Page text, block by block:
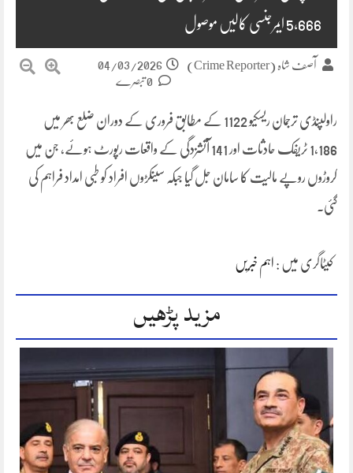
5,666 ایمرجنسی کالیں موصول
آصف شاہ (Crime Reporter)
04/03/2026
راولپنڈی ترجمان ریسکیو 1122 کے مطابق فروری کے دوران ضلع بھر میں
1,186 ٹریفک حادثات اور 141 آتشزدگی کے واقعات رپورٹ ہوئے، جن میں
کروڑوں روپے مالیت کا سامان جل گیا جبکہ سینکڑوں افراد کو طبی امداد فراہم کی
گئی۔
کیٹاگری میں : اہم خبریں
مزید پڑھیں